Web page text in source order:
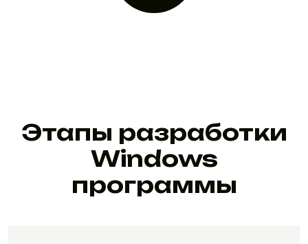
Этапы разработки
Windows
программы